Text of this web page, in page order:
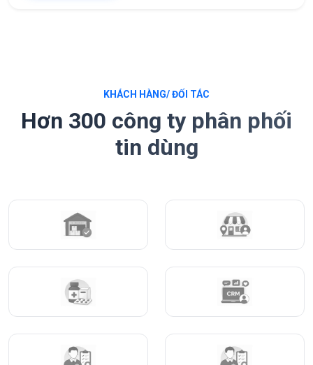
KHÁCH HÀNG/ ĐỐI TÁC
Hơn 300 công ty phân phối
tin dùng